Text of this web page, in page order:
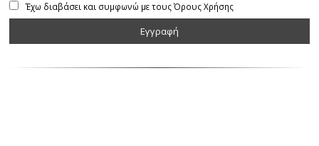
Έχω διαβάσει και συμφωνώ με τους Όρους Χρήσης